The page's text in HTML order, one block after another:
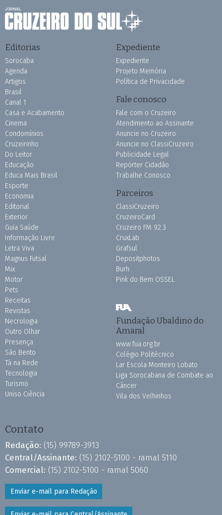
Editorias
Sorocaba
Agenda
Artigos
Brasil
Canal 1
Casa e Acabamento
Cinema
Condomínios
Cruzeirinho
Do Leitor
Educação
Educa Mais Brasil
Esporte
Economia
Editorial
Exterior
Guia Saúde
Informação Livre
Letra Viva
Magnus Futsal
Mix
Motor
Pets
Receitas
Revistas
Necrologia
Outro Olhar
Presença
São Bento
Tá na Rede
Tecnologia
Turismo
Uniso Ciência
Expediente
Expediente
Projeto Memória
Política de Privacidade
Fale conosco
Fale com o Cruzeiro
Atendimento ao Assinante
Anuncie no Cruzeiro
Anuncie no ClassiCruzeiro
Publicidade Legal
Repórter Cidadão
Trabalhe Conosco
Parceiros
ClassiCruzeiro
CruzeiroCard
Cruzeiro FM 92.3
CruxLab
Grafsul
Depositphotos
Burh
Pink do Bem OSSEL
Fundação Ubaldino do
Amaral
www.fua.org.br
Colégio Politécnico
Lar Escola Monteiro Lobato
Liga Sorocabana de Combate ao
Câncer
Vila dos Velhinhos
Contato
Redação: (15) 99789-3913
Central/Assinante: (15) 2102-5100 - ramal 5110
Comercial: (15) 2102-5100 - ramal 5060
Enviar e-mail para Redação